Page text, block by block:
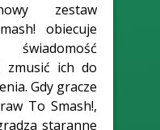
zestaw
obiecuje
zmusić ich do
Gdy gracze
To Smash!,
staranne